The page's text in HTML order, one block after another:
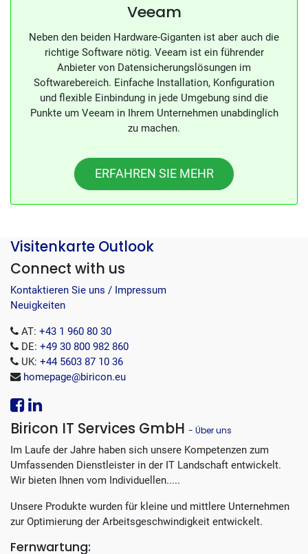
Veeam
Neben den beiden Hardware-Giganten ist aber auch die
richtige Software nötig. Veeam ist ein führender
Anbieter von Datensicherungslösungen im
Softwarebereich. Einfache Installation, Konfiguration
und flexible Einbindung in jede Umgebung sind die
Punkte um Veeam in Ihrem Unternehmen unabdinglich
zu machen.
ERFAHREN SIE MEHR
Visitenkarte Outlook
Connect with us
Kontaktieren Sie uns / Impressum
Neuigkeiten
AT: +43 1 960 80 30
DE: +49 30 800 982 860
UK: +44 5603 87 10 36
homepage@biricon.eu
Biricon IT Services GmbH - Über uns
Im Laufe der Jahre haben sich unsere Kompetenzen zum
Umfassenden Dienstleister in der IT Landschaft entwickelt.
Wir bieten Ihnen vom Individuellen.....
Unsere Produkte wurden für kleine und mittlere Unternehmen
zur Optimierung der Arbeitsgeschwindigkeit entwickelt.
Fernwartung: